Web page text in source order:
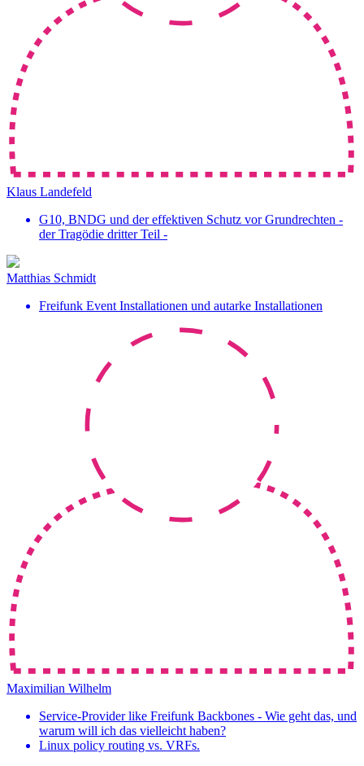
Klaus Landefeld
G10, BNDG und der effektiven Schutz vor Grundrechten -
der Tragödie dritter Teil -
Matthias Schmidt
Freifunk Event Installationen und autarke Installationen
Maximilian Wilhelm
Service-Provider like Freifunk Backbones - Wie geht das, und
warum will ich das vielleicht haben?
Linux policy routing vs. VRFs.